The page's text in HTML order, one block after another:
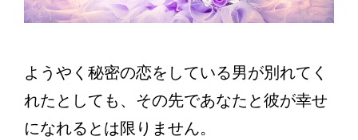
ようやく秘密の恋をしている男が別れてく
れたとしても、その先であなたと彼が幸せ
になれるとは限りません。